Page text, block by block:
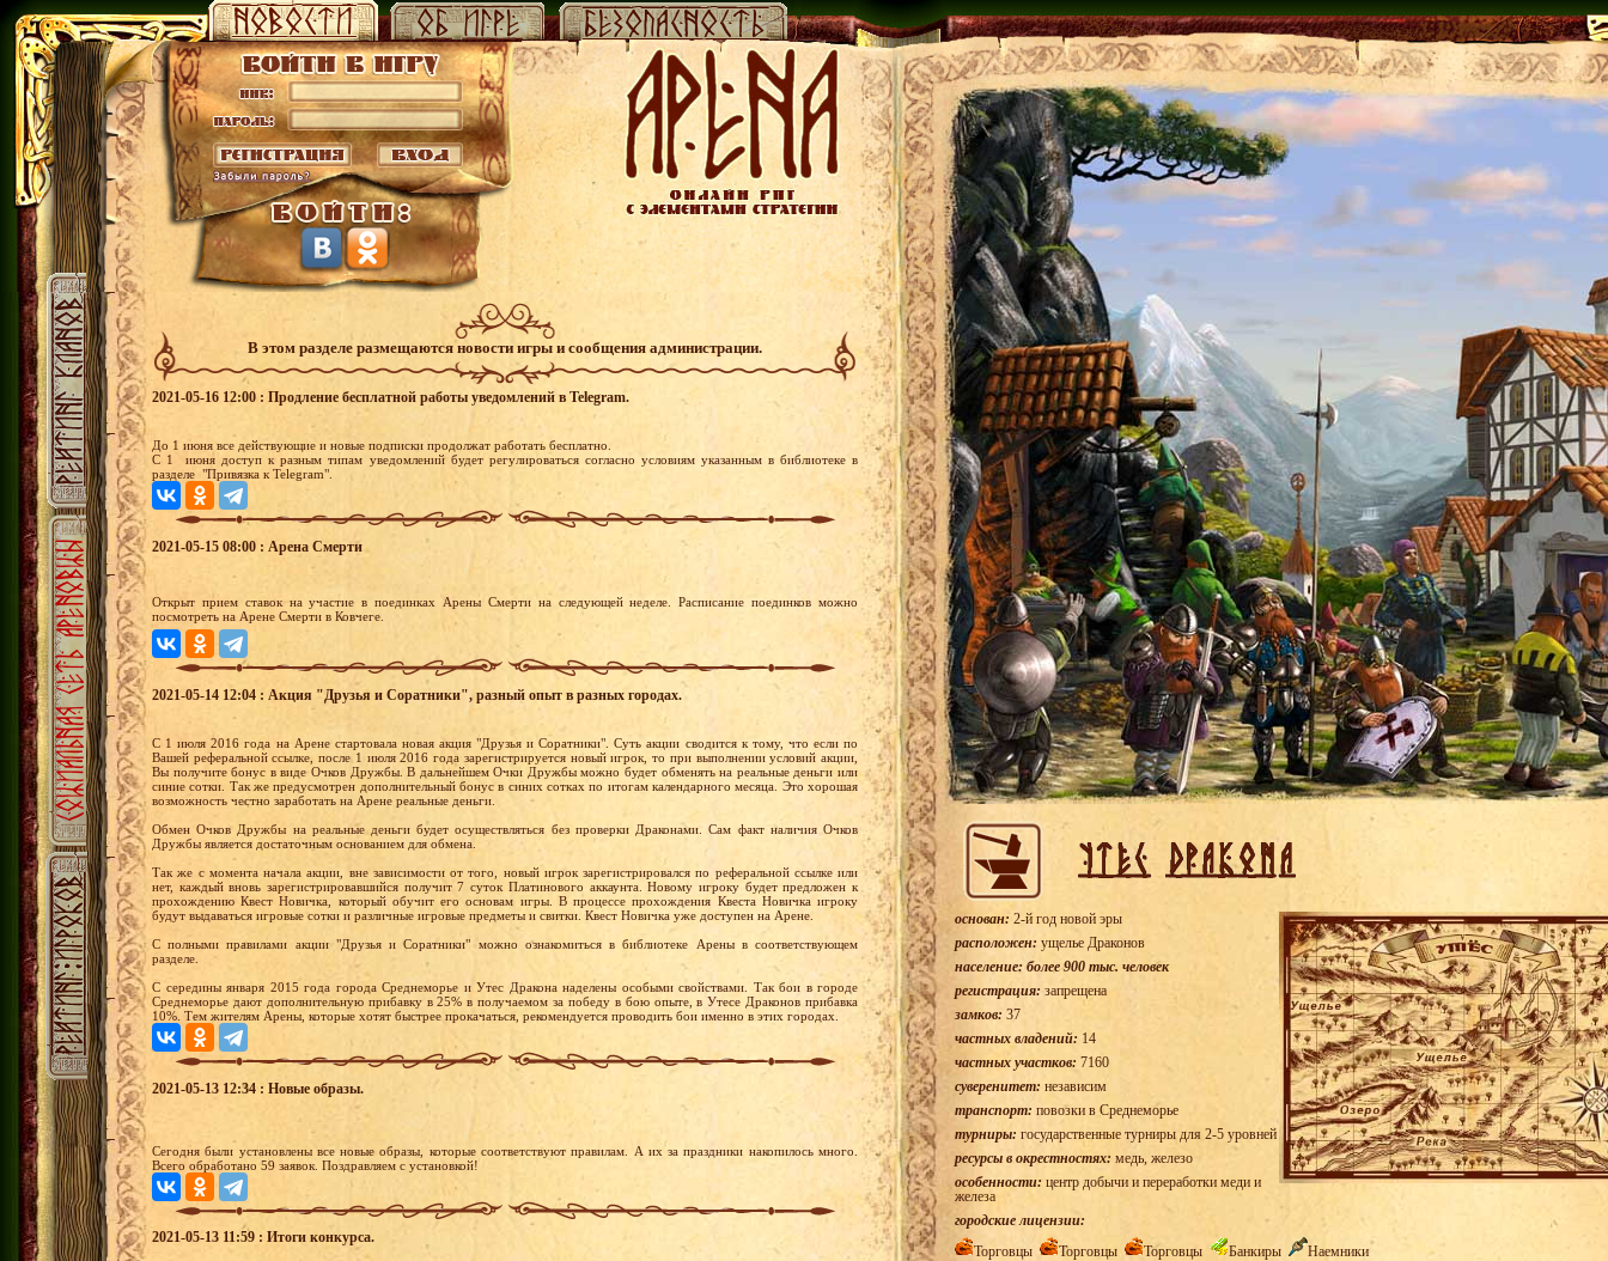
В этом разделе размещаются новости игры и сообщения администрации.
2021-05-16 12:00 : Продление бесплатной работы уведомлений в Telegram.
До 1 июня все действующие и новые подписки продолжат работать бесплатно.
С 1 июня доступ к разным типам уведомлений будет регулироваться согласно условиям указанным в библиотеке в
разделе "Привязка к Telegram".
2021-05-15 08:00 : Арена Смерти
Открыт прием ставок на участие в поединках Арены Смерти на следующей неделе. Расписание поединков можно
посмотреть на Арене Смерти в Ковчеге.
2021-05-14 12:04 : Акция "Друзья и Соратники", разный опыт в разных городах.
С 1 июля 2016 года на Арене стартовала новая акция "Друзья и Соратники". Суть акции сводится к тому, что если по
Вашей реферальной ссылке, после 1 июля 2016 года зарегистрируется новый игрок, то при выполнении условий акции,
Вы получите бонус в виде Очков Дружбы. В дальнейшем Очки Дружбы можно будет обменять на реальные деньги или
синие сотки. Так же предусмотрен дополнительный бонус в синих сотках по итогам календарного месяца. Это хорошая
возможность честно заработать на Арене реальные деньги.
Обмен Очков Дружбы на реальные деньги будет осуществляться без проверки Драконами. Сам факт наличия Очков
Дружбы является достаточным основанием для обмена.
Так же с момента начала акции, вне зависимости от того, новый игрок зарегистрировался по реферальной ссылке или
нет, каждый вновь зарегистрировавшийся получит 7 суток Платинового аккаунта. Новому игроку будет предложен к
прохождению Квест Новичка, который обучит его основам игры. В процессе прохождения Квеста Новичка игроку
будут выдаваться игровые сотки и различные игровые предметы и свитки. Квест Новичка уже доступен на Арене.
С полными правилами акции "Друзья и Соратники" можно ознакомиться в библиотеке Арены в соответствующем
разделе.
С середины января 2015 года города Среднеморье и Утес Дракона наделены особыми свойствами. Так бои в городе
Среднеморье дают дополнительную прибавку в 25% в получаемом за победу в бою опыте, в Утесе Драконов прибавка
10%. Тем жителям Арены, которые хотят быстрее прокачаться, рекомендуется проводить бои именно в этих городах.
2021-05-13 12:34 : Новые образы.
Сегодня были установлены все новые образы, которые соответствуют правилам. А их за праздники накопилось много.
Всего обработано 59 заявок. Поздравляем с установкой!
2021-05-13 11:59 : Итоги конкурса.
основан: 2-й год новой эры
расположен: ущелье Драконов
население: более 900 тыс. человек
регистрация: запрещена
замков: 37
частных владений: 14
частных участков: 7160
суверенитет: независим
транспорт: повозки в Среднеморье
турниры: государственные турниры для 2-5 уровней
ресурсы в окрестностях: медь, железо
особенности: центр добычи и переработки меди и
железа
городские лицензии:
Торговцы
Торговцы Торговцы Банкиры
Наемники